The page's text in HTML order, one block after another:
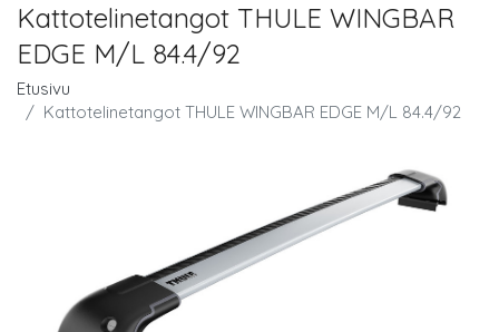
Kattotelinetangot THULE WINGBAR
EDGE M/L 84.4/92
Etusivu
Kattotelinetangot THULE WINGBAR EDGE M/L 84.4/92